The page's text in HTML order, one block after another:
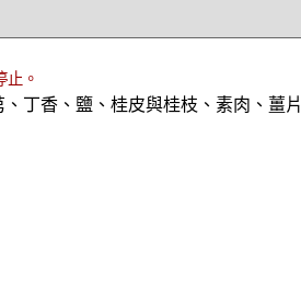
止。
丁香、鹽、桂皮與桂枝、素肉、薑片